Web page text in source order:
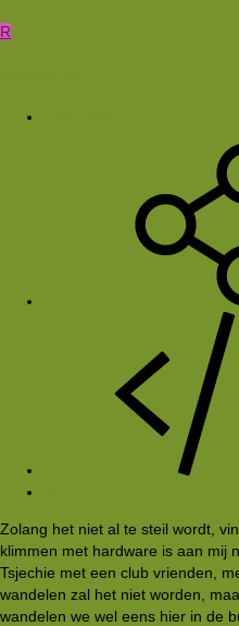
R
Zolang het niet al te steil wordt,
klimmen met hardware is aan mij
Tsjechie met een club vrienden,
wandelen zal het niet worden,
wandelen we wel eens hier in de